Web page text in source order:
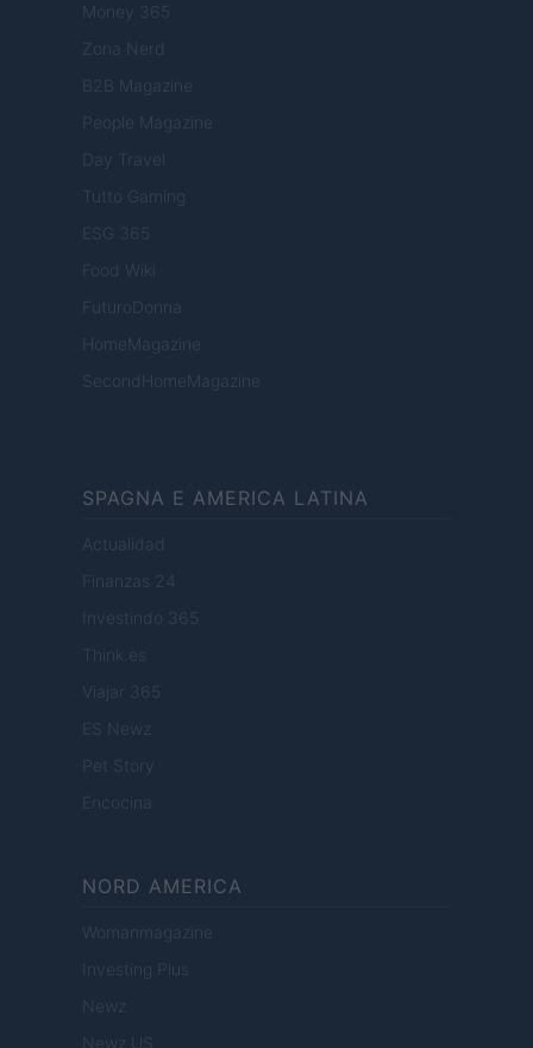
Money 365
Zona Nerd
B2B Magazine
People Magazine
Day Travel
Tutto Gaming
ESG 365
Food Wiki
FuturoDonna
HomeMagazine
SecondHomeMagazine
SPAGNA E AMERICA LATINA
Actualidad
Finanzas 24
Investindo 365
Think.es
Viajar 365
ES Newz
Pet Story
Encocina
NORD AMERICA
Womanmagazine
Investing Plus
Newz
Newz US